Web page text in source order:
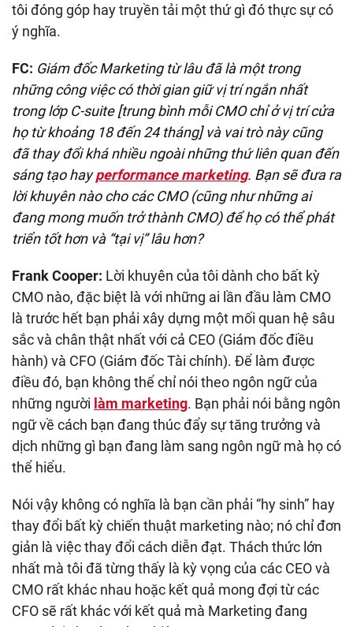
tôi đóng góp hay truyền tải một thứ gì đó thực sự có
ý nghĩa.
FC: Giám đốc Marketing từ lâu đã là một trong
những công việc có thời gian giữ vị trí ngắn nhất
trong lớp C-suite [trung bình mỗi CMO chỉ ở vị trí cửa
họ từ khoảng 18 đến 24 tháng] và vai trò này cũng
đã thay đổi khá nhiều ngoài những thứ liên quan đến
sáng tạo hayperformance marketing. Bạn sẽ đưa ra
lời khuyên nào cho các CMO (cũng như những ai
đang mong muốn trở thành CMO) để họ có thể phát
triển tốt hơn và “tại vị” lâu hơn?
Frank Cooper: Lời khuyên của tôi dành cho bất kỳ
CMO nào, đặc biệt là với những ai lần đầu làm CMO
là trước hết bạn phải xây dựng một mối quan hệ sâu
sắc và chân thật nhất với cả CEO (Giám đốc điều
hành) và CFO (Giám đốc Tài chính). Để làm được
điều đó, bạn không thể chỉ nói theo ngôn ngữ của
những người làm marketing. Bạn phải nói bằng ngôn
ngữ về cách bạn đang thúc đẩy sự tăng trưởng và
dịch những gì bạn đang làm sang ngôn ngữ mà họ có
thể hiểu.
Nói vậy không có nghĩa là bạn cần phải “hy sinh” hay
thay đổi bất kỳ chiến thuật marketing nào; nó chỉ đơn
giản là việc thay đổi cách diễn đạt. Thách thức lớn
nhất mà tôi đã từng thấy là kỳ vọng của các CEO và
CMO rất khác nhau hoặc kết quả mong đợi từ các
CFO sẽ rất khác với kết quả mà Marketing đang